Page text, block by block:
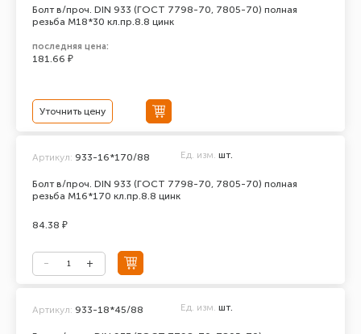
Болт в/проч. DIN 933 (ГОСТ 7798-70, 7805-70) полная
резьба М18*30 кл.пр.8.8 цинк
последняя цена:
181.66 ₽
Уточнить цену
Болт в/проч. DIN 933 (ГОСТ 7798-70, 7805-70) полная
резьба М16*170 кл.пр.8.8 цинк
Артикул: 933-16*170/88 Ед. изм. шт.
84.38 ₽
Артикул: 933-18*45/88 Ед. изм. шт.